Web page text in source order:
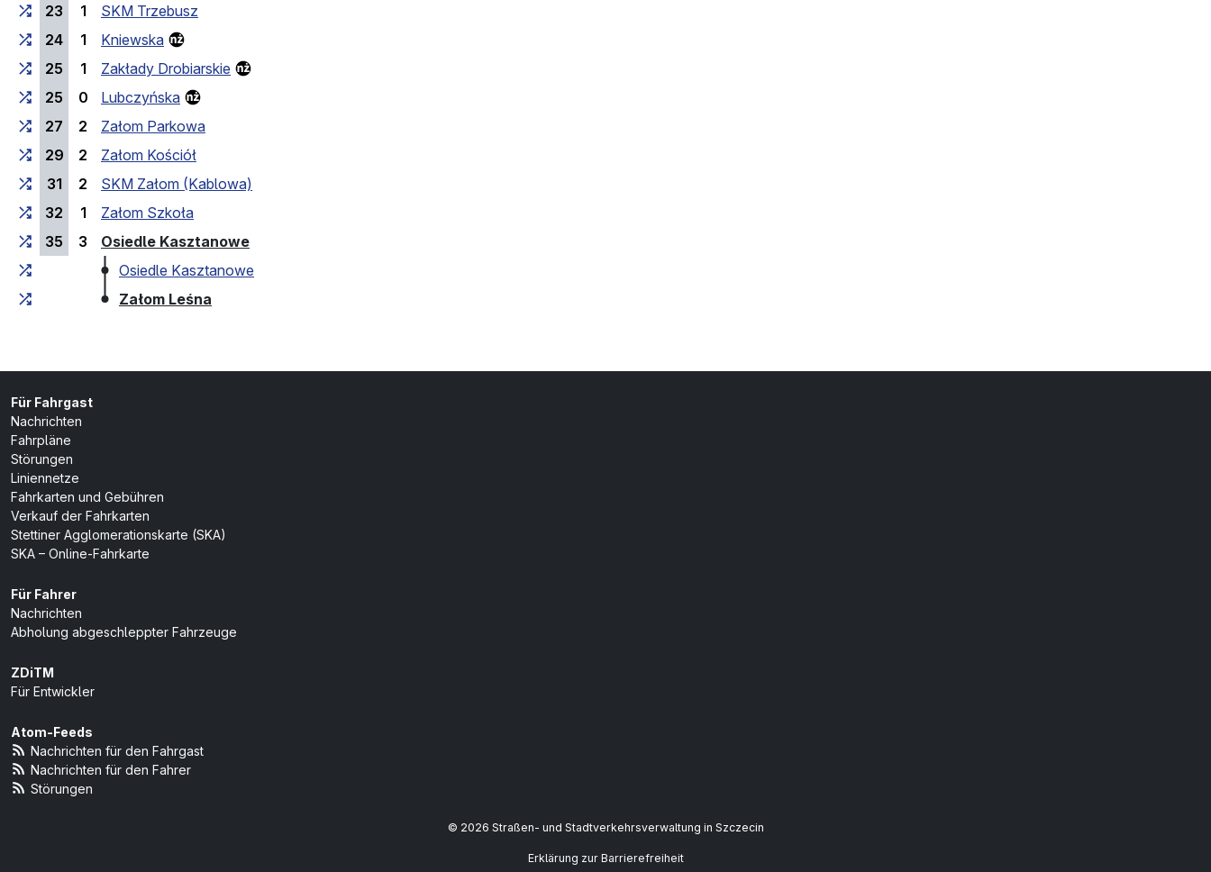
23
1
SKM Trzebusz
24
1
Kniewska
25
1
Zakłady Drobiarskie
25
0
Lubczyńska
27
2
Załom Parkowa
29
2
Załom Kościół
31
2
SKM Załom (Kablowa)
32
1
Załom Szkoła
35
3 Osiedle Kasztanowe(Endhaltestelle)
Osiedle Kasztanowe
Załom Leśna
Für Fahrgast
Nachrichten
Fahrpläne
Störungen
Liniennetze
Fahrkarten und Gebühren
Verkauf der Fahrkarten
Stettiner Agglomerationskarte (SKA)
SKA – Online-Fahrkarte
Für Fahrer
Nachrichten
Abholung abgeschleppter Fahrzeuge
ZDiTM
Für Entwickler
Atom-Feeds
Nachrichten für den Fahrgast
Nachrichten für den Fahrer
Störungen
© 2026 Straßen- und Stadtverkehrsverwaltung in Szczecin
Erklärung zur Barrierefreiheit